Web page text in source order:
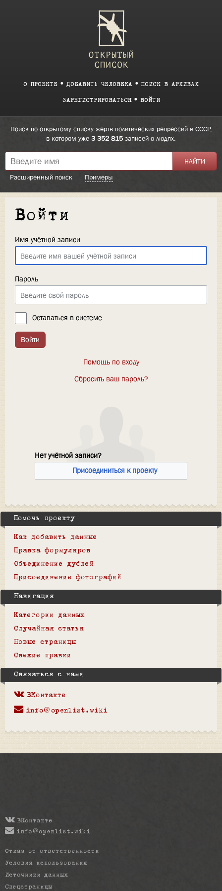
О ПРОЕКТЕ ДОБАВИТЬ ЧЕЛОВЕКА ПОИСК В АРХИВАХ
ЗАРЕГИСТРИРОВАТЬСЯ ВОЙТИ
Поиск по открытому списку жертв политических репрессий в СССР,
в котором уже 3 352 815 записей о людях.
Расширенный поиск Примеры
Войти
Имя учётной записи
Пароль
Оставаться в системе
Войти
Помощь по входу
Сбросить ваш пароль?
Нет учётной записи?
Присоединиться к проекту
Помочь проекту
Как добавить данные
Правка формуляров
Объединение дублей
Присоединение фотографий
Навигация
Категории данных
Случайная статья
Новые страницы
Свежие правки
Связаться с нами
ВКонтакте
info@openlist.wiki
ВКонтакте
info@openlist.wiki
Отказ от ответственности
Условия использования
Источники данных
Спецстраницы